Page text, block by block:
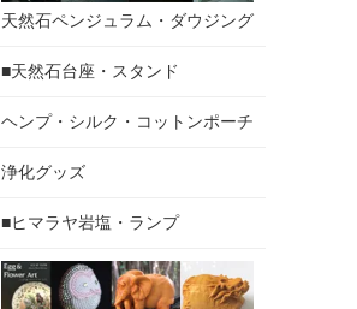
天然石ペンジュラム・ダウジング
■天然石台座・スタンド
ヘンプ・シルク・コットンポーチ
浄化グッズ
■ヒマラヤ岩塩・ランプ